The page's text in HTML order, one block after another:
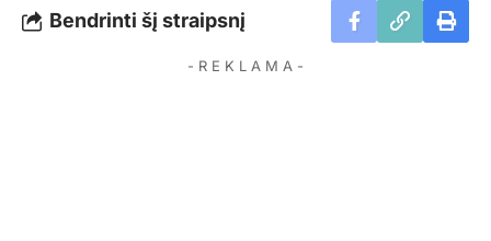
Bendrinti šį straipsnį
- R E K L A M A -